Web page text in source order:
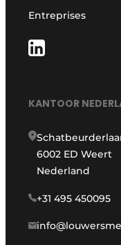
Entreprises
KANTOOR
6002 ED Weert
Nederland
+31 495 450095